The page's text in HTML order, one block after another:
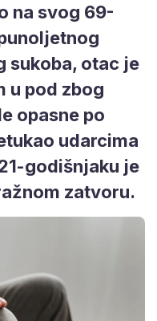
na svog 69-
sukoba, otac je
u pod zbog
opasne po
udarcima
godišnjaku je
zatvoru.